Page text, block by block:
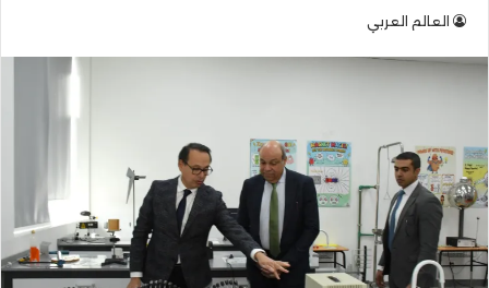
العالم العربي